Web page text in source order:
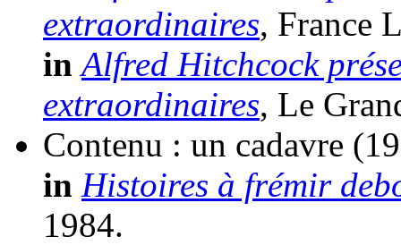
extraordinaires, France
in Alfred Hitchcock
extraordinaires, Le
Contenu : un cadavre
in Histoires à frémir
1984.